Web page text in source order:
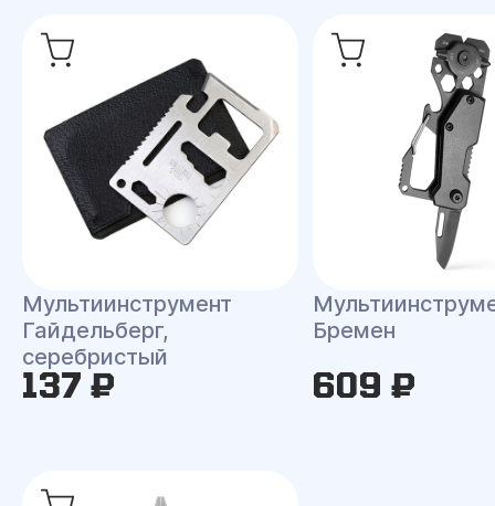
Мультиинструмент
Гайдельберг,
серебристый
137 ₽
Бремен
609 ₽